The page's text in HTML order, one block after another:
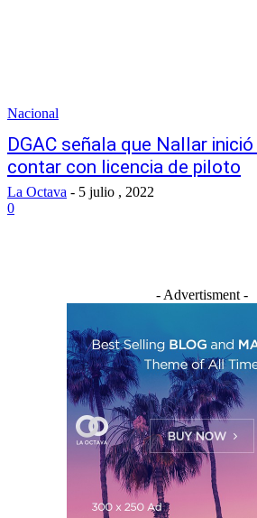
Nacional
DGAC señala que Nallar
contar con licencia de piloto
La Octava - 5 julio , 2022
0
- Advertisment -